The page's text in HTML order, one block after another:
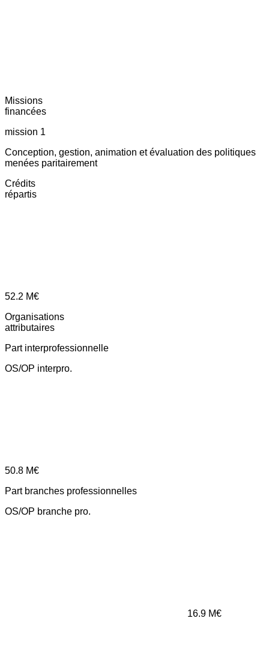
Missions
financées
mission 1
Conception, gestion, animation et évaluation des politiques
menées paritairement
Crédits
répartis
52.2 M€
Organisations
attributaires
Part interprofessionnelle
OS/OP interpro.
50.8 M€
Part branches professionnelles
OS/OP branche pro.
16.9 M€